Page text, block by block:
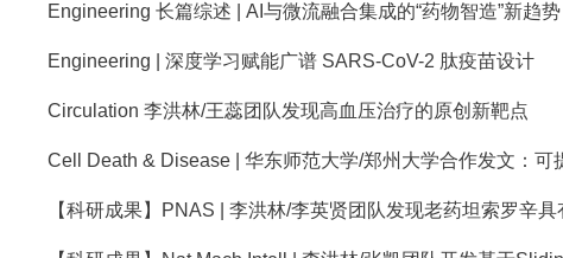
Engineering 长篇综述 | AI与微流融合集成的“药物智造”新趋势
Engineering | 深度学习赋能广谱 SARS-CoV-2 肽疫苗设计
Circulation 李洪林/王蕊团队发现高血压治疗的原创新靶点
Cell Death & Disease | 华东师范大学/郑州大学合作发文：可
【科研成果】PNAS | 李洪林/李英贤团队发现老药坦索罗辛